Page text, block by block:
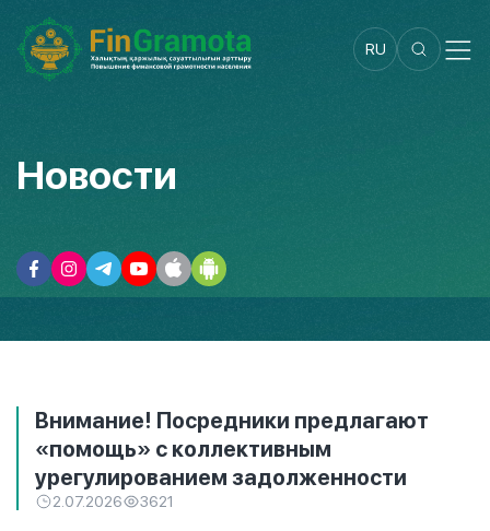
RU
Новости
Внимание! Посредники предлагают
«помощь» с коллективным
урегулированием задолженности
2.07.2026 3621